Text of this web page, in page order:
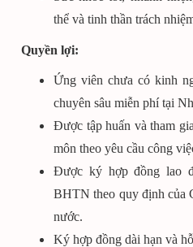
thể và tinh thần trách
Quyền lợi:
Ứng viên chưa có kinh
chuyên sâu miễn phí tại
Được tập huấn và tham
môn theo yêu cầu công
Được ký hợp đồng lao
BHTN theo quy định của
nước.
Ký hợp đồng dài hạn và